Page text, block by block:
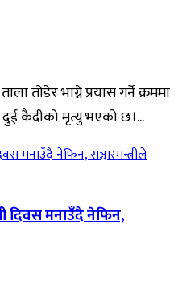
तोडेर भाग्ने प्रयास गर्ने क्रममा
दुई कैदीको मृत्यु भएको छ।...
दिवस मनाउँदै नेफिन,